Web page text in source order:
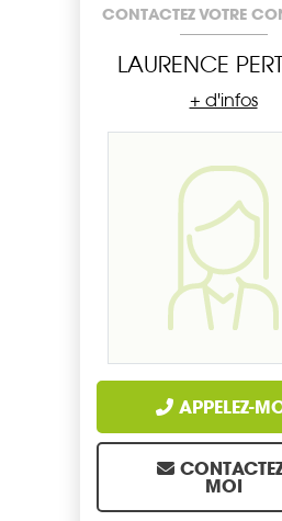
CONTACTEZ VOTRE
LAURENCE
+ d'infos
APPELEZ-
MOI